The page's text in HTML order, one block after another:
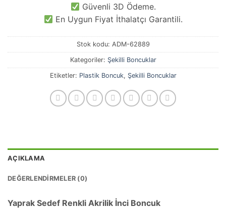
Güvenli 3D Ödeme.
En Uygun Fiyat İthalatçı Garantili.
Stok kodu: ADM-62889
Kategoriler: Şekilli Boncuklar
Etiketler: Plastik Boncuk, Şekilli Boncuklar
AÇIKLAMA
DEĞERLENDIRMELER (0)
Yaprak Sedef Renkli Akrilik İnci Boncuk